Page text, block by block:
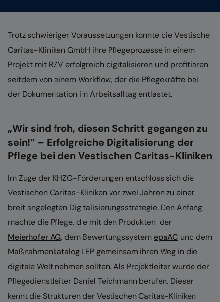
Trotz schwieriger Voraussetzungen konnte die Vestische
Caritas-Kliniken GmbH ihre Pflegeprozesse in einem
Projekt mit RZV erfolgreich digitalisieren und profitieren
seitdem von einem Workflow, der die Pflegekräfte bei
der Dokumentation im Arbeitsalltag entlastet.
„Wir sind froh, diesen Schritt gegangen zu
sein!“ – Erfolgreiche Digitalisierung der
Pflege bei den Vestischen Caritas-Kliniken
Im Zuge der KHZG-Förderungen entschloss sich die
Vestischen Caritas-Kliniken vor zwei Jahren zu einer
breit angelegten Digitalisierungsstrategie. Den Anfang
machte die Pflege, die mit den Produkten der
Meierhofer AG, dem Bewertungssystem epaAC und dem
Maßnahmenkatalog LEP gemeinsam ihren Weg in die
digitale Welt nehmen sollten. Als Projektleiter wurde der
Pflegedienstleiter Daniel Teichmann berufen. Dieser
kennt die Strukturen der Vestischen Caritas-Kliniken